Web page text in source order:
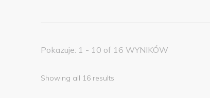
Pokazuje: 1 - 10 of 16 WYNIKÓW
Showing all 16 results